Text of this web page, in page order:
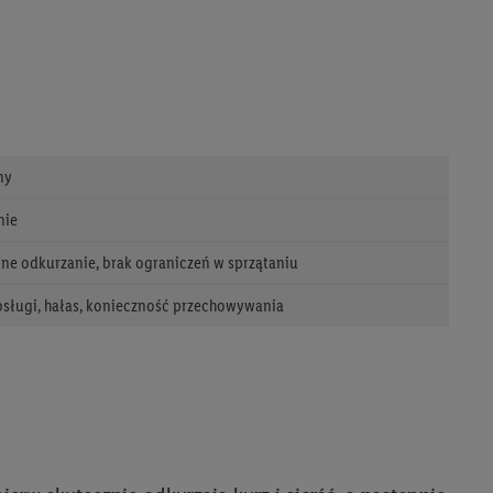
odkurzanie, brak ograniczeń w sprzątaniu
hałas, konieczność przechowywania
rozpoznać
adresu IP. Jeśli
z usług Lidl. W
Zgodę na